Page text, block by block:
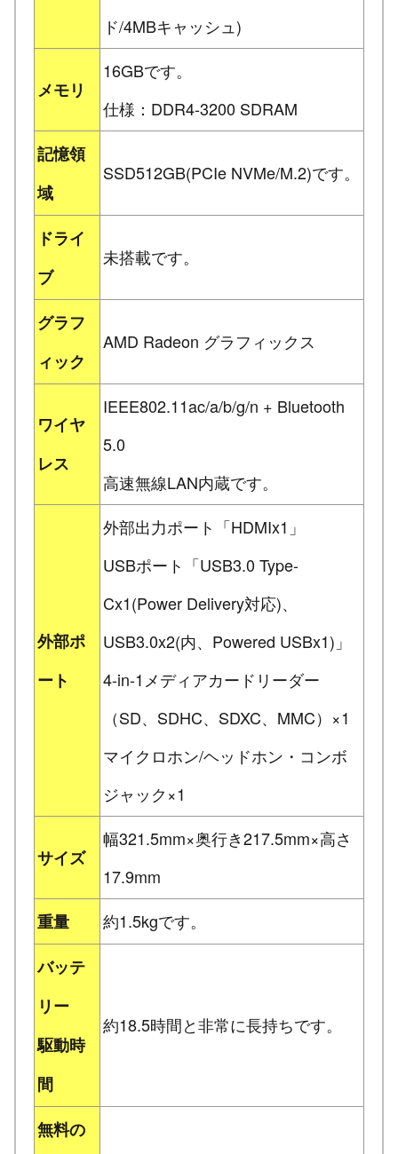
ド/4MBキャッシュ)
メモリ
16GBです。
仕様：DDR4-3200 SDRAM
記憶領
域
SSD512GB(PCIe NVMe/M.2)です。
ドライ
ブ
未搭載です。
グラフ
ィック
AMD Radeon グラフィックス
ワイヤ
レス
IEEE802.11ac/a/b/g/n + Bluetooth
5.0
高速無線LAN内蔵です。
外部ポ
ート
外部出力ポート「HDMIx1」
USBポート「USB3.0 Type-
Cx1(Power Delivery対応)、
USB3.0x2(内、Powered USBx1)」
4-in-1メディアカードリーダー
（SD、SDHC、SDXC、MMC）×1
マイクロホン/ヘッドホン・コンボ
ジャック×1
サイズ
幅321.5mm×奥行き217.5mm×高さ
17.9mm
重量
約1.5kgです。
バッテ
リー
駆動時
間
約18.5時間と非常に長持ちです。
無料の